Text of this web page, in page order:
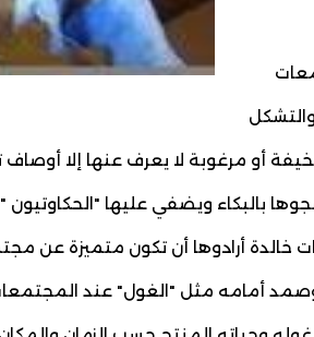
أو مرغوبة لا يعرف عنها إلا أوصاف
بالبكاء ويضفي عليها
خالدة أرادوها أن تكون متميزة عن
أمامه مثل "الغول" عند المجتمعات